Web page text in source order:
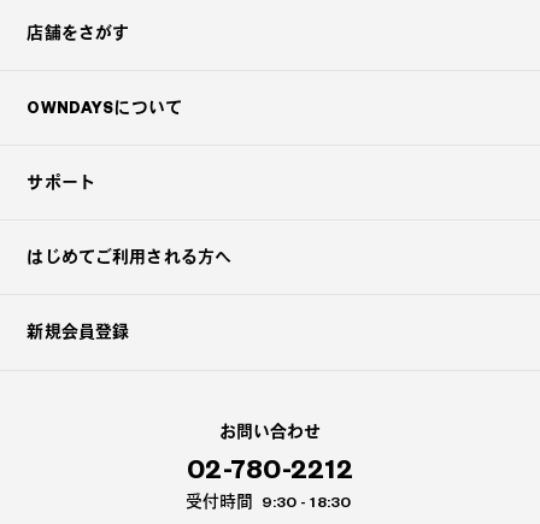
店舗をさがす
OWNDAYSについて
サポート
はじめてご利用される方へ
新規会員登録
お問い合わせ
02-780-2212
受付時間 9:30 - 18:30